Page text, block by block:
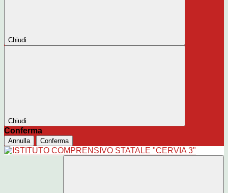
Chiudi
Chiudi
Conferma
Annulla Conferma